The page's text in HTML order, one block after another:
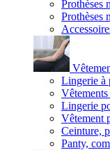
Prothèses
Prothèses
Lingerie à
Lingerie
Vêtement
Ceinture,
Panty,